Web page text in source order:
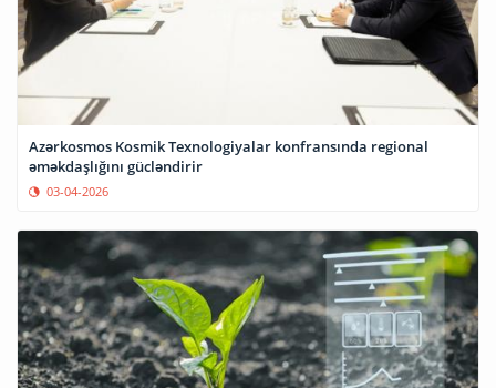
Azərkosmos Kosmik Texnologiyalar konfransında regional
əməkdaşlığını gücləndirir
03-04-2026